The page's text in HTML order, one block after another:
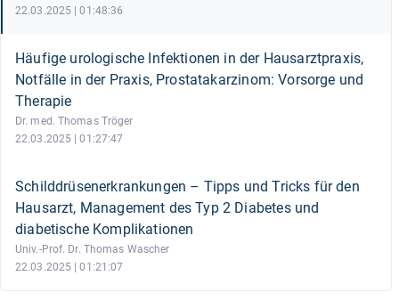
22.03.2025 | 01:48:36
Häufige urologische Infektionen in der Hausarztpraxis,
Notfälle in der Praxis, Prostatakarzinom: Vorsorge und
Therapie
Dr. med. Thomas Tröger
22.03.2025 | 01:27:47
Schilddrüsenerkrankungen – Tipps und Tricks für den
Hausarzt, Management des Typ 2 Diabetes und
diabetische Komplikationen
Univ.-Prof. Dr. Thomas Wascher
22.03.2025 | 01:21:07